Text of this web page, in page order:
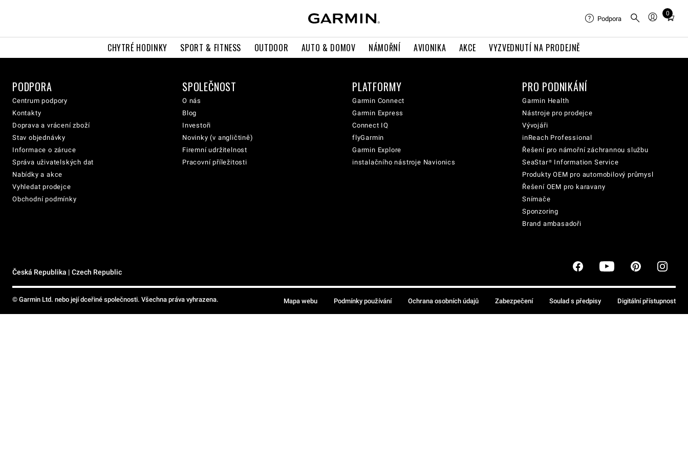
CHYTRÉ HODINKY SPORT & FITNESS OUTDOOR AUTO & DOMOV NÁMOŘNÍ AVIONIKA AKCE VYZVEDNUTÍ NA PRODEJNĚ
Podpora
0
Total
in
PODPORA
Centrum podpory
Kontakty
Doprava a vrácení zboží
Stav objednávky
Informace o záruce
Správa uživatelských dat
Nabídky a akce
Vyhledat prodejce
Obchodní podmínky
SPOLEČNOST
O nás
Blog
Investoři
Novinky (v angličtině)
Firemní udržitelnost
Pracovní příležitosti
PLATFORMY
Garmin Connect
Garmin Express
Connect IQ
flyGarmin
Garmin Explore
instalačního nástroje Navionics
PRO PODNIKÁNÍ
Garmin Health
Nástroje pro prodejce
Vývojáři
inReach Professional
Řešení pro námořní záchrannou službu
SeaStar® Information Service
Produkty OEM pro automobilový průmysl
Řešení OEM pro karavany
Snímače
Sponzoring
Brand ambasadoři
Česká Republika | Czech Republic
© Garmin Ltd. nebo její dceřiné společnosti. Všechna práva vyhrazena. Mapa webu Podmínky používání Ochrana osobních údajů Zabezpečení Soulad s předpisy Digitální přístupnost